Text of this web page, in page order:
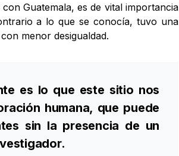
Guatemala, es de vital importancia
a lo que se conocía, tuvo una
menor desigualdad.
es lo que este sitio nos
humana, que puede
sin la presencia de un